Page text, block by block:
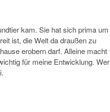
kam. Sie hat sich prima um
ist, die Welt da draußen zu
erobern darf. Alleine macht
für meine Entwicklung. Wer